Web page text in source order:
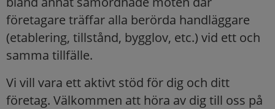
företagare träffar alla berörda handläggare
(etablering, tillstånd, bygglov, etc.) vid ett och
samma tillfälle.
Vi vill vara ett aktivt stöd för dig och ditt
företag. Välkommen att höra av dig till oss på